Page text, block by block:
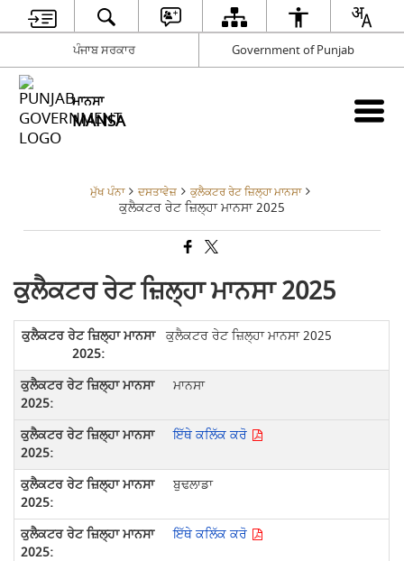
ਪੰਜਾਬ ਸਰਕਾਰ Government of Punjab
ਮਾਨਸਾ
MANSA
ਮੁੱਖ ਪੰਨਾ ਦਸਤਾਵੇਜ਼ ਕੁਲੈਕਟਰ ਰੇਟ ਜ਼ਿਲ੍ਹਾ ਮਾਨਸਾ
ਕੁਲੈਕਟਰ ਰੇਟ ਜ਼ਿਲ੍ਹਾ ਮਾਨਸਾ 2025
ਕੁਲੈਕਟਰ ਰੇਟ ਜ਼ਿਲ੍ਹਾ ਮਾਨਸਾ 2025
ਕੁਲੈਕਟਰ ਰੇਟ ਜ਼ਿਲ੍ਹਾ ਮਾਨਸਾ 2025
ਮਾਨਸਾ
ਇੱਥੇ ਕਲਿੱਕ ਕਰੋ
ਬੁਢਲਾਡਾ
ਇੱਥੇ ਕਲਿੱਕ ਕਰੋ